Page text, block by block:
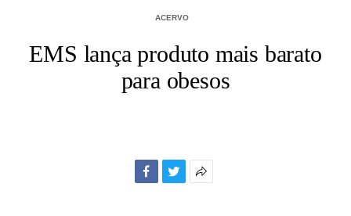
ACERVO
EMS lança produto mais barato
para obesos